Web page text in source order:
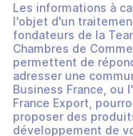
Les informations à
l'objet d'un
fondateurs de la
Chambres de
permettent de
adresser une
Business France, ou
France Export,
proposer des
développement de